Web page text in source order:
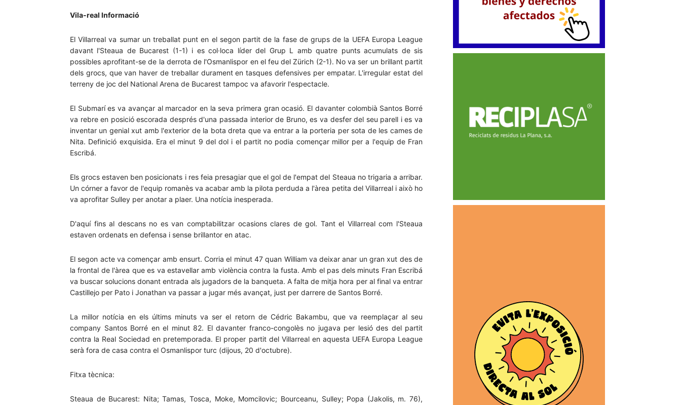
Vila-real Informació
El Villarreal va sumar un treballat punt en el segon partit de la fase de grups de la UEFA Europa League
davant l'Steaua de Bucarest (1-1) i es col·loca líder del Grup L amb quatre punts acumulats de sis
possibles aprofitant-se de la derrota de l'Osmanlispor en el feu del Zürich (2-1). No va ser un brillant partit
dels grocs, que van haver de treballar durament en tasques defensives per empatar. L'irregular estat del
terreny de joc del National Arena de Bucarest tampoc va afavorir l'espectacle.
El Submarí es va avançar al marcador en la seva primera gran ocasió. El davanter colombià Santos Borré
va rebre en posició escorada després d'una passada interior de Bruno, es va desfer del seu parell i es va
inventar un genial xut amb l'exterior de la bota dreta que va entrar a la porteria per sota de les cames de
Nita. Definició exquisida. Era el minut 9 del dol i el partit no podia començar millor per a l'equip de Fran
Escribá.
Els grocs estaven ben posicionats i res feia presagiar que el gol de l'empat del Steaua no trigaria a arribar.
Un córner a favor de l'equip romanès va acabar amb la pilota perduda a l'àrea petita del Villarreal i això ho
va aprofitar Sulley per anotar a plaer. Una notícia inesperada.
D'aquí fins al descans no es van comptabilitzar ocasions clares de gol. Tant el Villarreal com l'Steaua
estaven ordenats en defensa i sense brillantor en atac.
El segon acte va començar amb ensurt. Corria el minut 47 quan William va deixar anar un gran xut des de
la frontal de l'àrea que es va estavellar amb violència contra la fusta. Amb el pas dels minuts Fran Escribá
va buscar solucions donant entrada als jugadors de la banqueta. A falta de mitja hora per al final va entrar
Castillejo per Pato i Jonathan va passar a jugar més avançat, just per darrere de Santos Borré.
La millor notícia en els últims minuts va ser el retorn de Cédric Bakambu, que va reemplaçar al seu
company Santos Borré en el minut 82. El davanter franco-congolès no jugava per lesió des del partit
contra la Real Sociedad en pretemporada. El proper partit del Villarreal en aquesta UEFA Europa League
serà fora de casa contra el Osmanlispor turc (dijous, 20 d'octubre).
Fitxa tècnica:
Steaua de Bucarest: Nita; Tamas, Tosca, Moke, Momcilovic; Bourceanu, Sulley; Popa (Jakolis, m. 76),